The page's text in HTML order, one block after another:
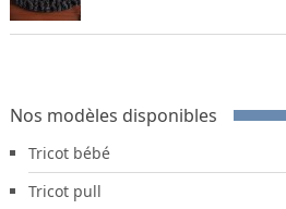
Nos modèles disponibles
Tricot bébé
Tricot pull